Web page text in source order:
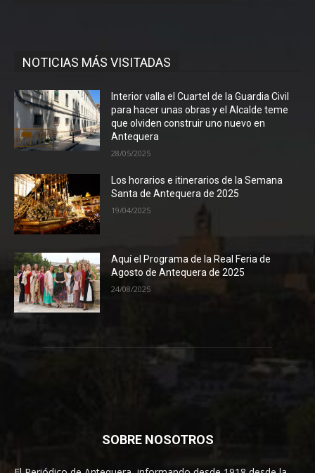
NOTICIAS MÁS VISITADAS
Interior valla el Cuartel de la Guardia Civil
para hacer unas obras y el Alcalde teme
que olviden construir uno nuevo en
Antequera
28/05/2025
Los horarios e itinerarios de la Semana
Santa de Antequera de 2025
19/04/2025
Aquí el Programa de la Real Feria de
Agosto de Antequera de 2025
24/08/2025
SOBRE NOSOTROS